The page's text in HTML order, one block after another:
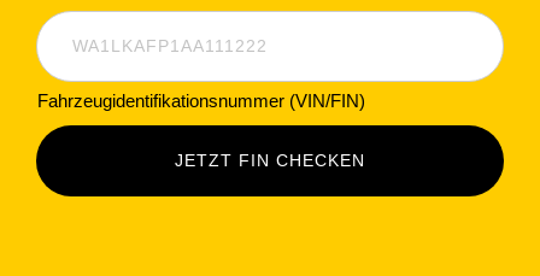
Fahrzeugidentifikationsnummer (VIN/FIN)
JETZT FIN CHECKEN